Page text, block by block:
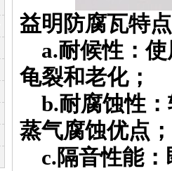
益明防腐瓦特
a.耐候性：使
龟裂和老化；
b.耐腐蚀性：
蒸气腐蚀优点；
c.隔音性能：